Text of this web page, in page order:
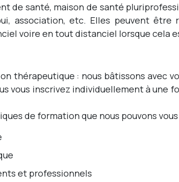
de santé, maison de santé
association, etc. Elles peuvent être
voire en tout distanciel lorsque cela
thérapeutique : nous bâtissons avec
vous inscrivez individuellement à une
de formation que nous pouvons
et professionnels